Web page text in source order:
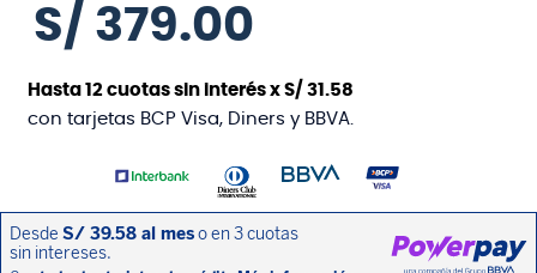
S/ 379.00
Hasta12 cuotas sin interés xS/ 31.58
con tarjetas BCP Visa, Diners y BBVA.